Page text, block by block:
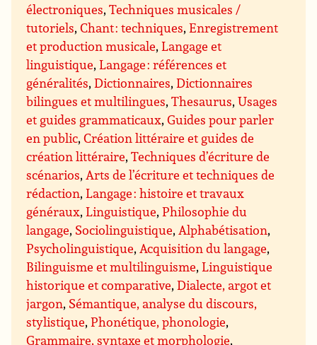
électroniques,Techniques musicales /
tutoriels,Chant : techniques,Enregistrement
et production musicale,Langage et
linguistique,Langage : références et
généralités,Dictionnaires,Dictionnaires
bilingues et multilingues,Thesaurus,Usages
et guides grammaticaux,Guides pour parler
en public,Création littéraire et guides de
création littéraire,Techniques d’écriture de
scénarios,Arts de l’écriture et techniques de
rédaction,Langage : histoire et travaux
généraux,Linguistique,Philosophie du
langage, Sociolinguistique,Alphabétisation,
Psycholinguistique,Acquisition du langage,
Bilinguisme et multilinguisme,Linguistique
historique et comparative,Dialecte, argot et
jargon, Sémantique, analyse du discours,
stylistique,Phonétique, phonologie,
Grammaire, syntaxe et morphologie,